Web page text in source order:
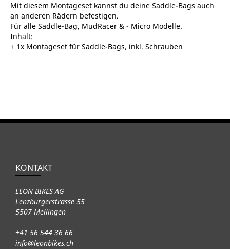
Mit diesem Montageset kannst du deine Saddle-Bags auch
an anderen Rädern befestigen.
Für alle Saddle-Bag, MudRacer & - Micro Modelle.
Inhalt:
+ 1x Montageset für Saddle-Bags, inkl. Schrauben
KONTAKT
LEON BIKES AG
Lenzburgerstrasse 55
5507 Mellingen
+41 56 544 36 66
info@leonbikes.ch